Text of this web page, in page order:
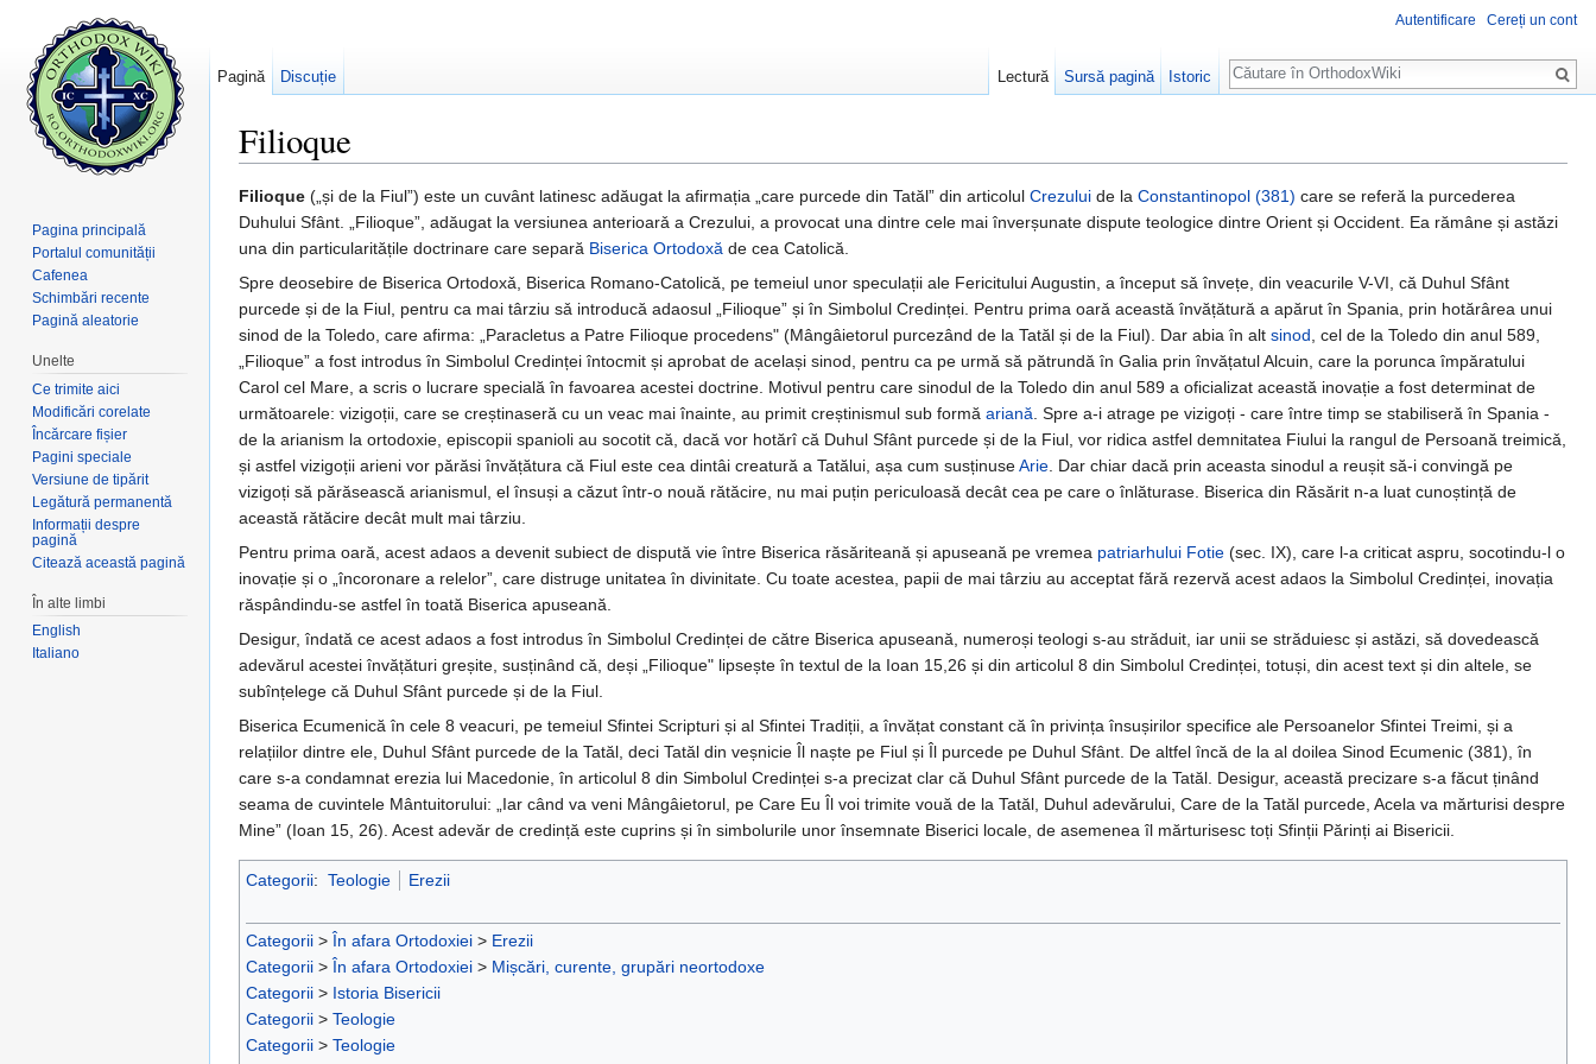
Filioque
Filioque („și de la Fiul”) este un cuvânt latinesc adăugat la afirmația „care purcede din Tatăl” din articolul Crezului de la Constantinopol (381) care se referă la purcederea
Duhului Sfânt. „Filioque”, adăugat la versiunea anterioarǎ a Crezului, a provocat una dintre cele mai înverșunate dispute teologice dintre Orient și Occident. Ea rămâne și astăzi
una din particularitățile doctrinare care separă Biserica Ortodoxă de cea Catolică.
Spre deosebire de Biserica Ortodoxǎ, Biserica Romano-Catolică, pe temeiul unor speculații ale Fericitului Augustin, a început sǎ învețe, din veacurile V-VI, că Duhul Sfânt
purcede și de la Fiul, pentru ca mai târziu sǎ introducă adaosul „Filioque” și în Simbolul Credinței. Pentru prima oarǎ această învățătură a apărut în Spania, prin hotărârea unui
sinod de la Toledo, care afirma: „Paracletus a Patre Filioque procedens" (Mângâietorul purcezând de la Tatăl și de la Fiul). Dar abia în alt sinod, cel de la Toledo din anul 589,
„Filioque” a fost introdus în Simbolul Credinței întocmit și aprobat de același sinod, pentru ca pe urmă să pătrundă în Galia prin învățatul Alcuin, care la porunca împăratului
Carol cel Mare, a scris o lucrare specială în favoarea acestei doctrine. Motivul pentru care sinodul de la Toledo din anul 589 a oficializat această inovație a fost determinat de
următoarele: vizigoții, care se creștinaseră cu un veac mai înainte, au primit creștinismul sub formă ariană. Spre a-i atrage pe vizigoți - care între timp se stabiliseră în Spania -
de la arianism la ortodoxie, episcopii spanioli au socotit că, dacă vor hotărî că Duhul Sfânt purcede și de la Fiul, vor ridica astfel demnitatea Fiului la rangul de Persoană treimicǎ,
și astfel vizigoții arieni vor părăsi învățătura că Fiul este cea dintâi creatură a Tatălui, așa cum susținuseArie. Dar chiar dacă prin aceasta sinodul a reușit să-i convingă pe
vizigoți să părăsească arianismul, el însuși a căzut într-o nouă rătăcire, nu mai puțin periculoasă decât cea pe care o înlăturase. Biserica din Răsărit n-a luat cunoștință de
această rătăcire decât mult mai târziu.
Pentru prima oară, acest adaos a devenit subiect de dispută vie între Biserica răsăriteană și apuseană pe vremea patriarhului Fotie (sec. IX), care l-a criticat aspru, socotindu-l o
inovație și o „încoronare a relelor”, care distruge unitatea în divinitate. Cu toate acestea, papii de mai târziu au acceptat fără rezervă acest adaos la Simbolul Credinței, inovația
răspândindu-se astfel în toată Biserica apuseană.
Desigur, îndată ce acest adaos a fost introdus în Simbolul Credinței de către Biserica apuseană, numeroși teologi s-au străduit, iar unii se străduiesc și astăzi, să dovedească
adevărul acestei învățături greșite, susținând că, deși „Filioque" lipsește în textul de la Ioan 15,26 și din articolul 8 din Simbolul Credinței, totuși, din acest text și din altele, se
subînțelege că Duhul Sfânt purcede și de la Fiul.
Biserica Ecumenică în cele 8 veacuri, pe temeiul Sfintei Scripturi și al Sfintei Tradiții, a învățat constant că în privința însușirilor specifice ale Persoanelor Sfintei Treimi, și a
relațiilor dintre ele, Duhul Sfânt purcede de la Tatăl, deci Tatăl din veșnicie Îl naște pe Fiul și Îl purcede pe Duhul Sfânt. De altfel încă de la al doilea Sinod Ecumenic (381), în
care s-a condamnat erezia lui Macedonie, în articolul 8 din Simbolul Credinței s-a precizat clar că Duhul Sfânt purcede de la Tatăl. Desigur, această precizare s-a făcut ținând
seama de cuvintele Mântuitorului: „Iar când va veni Mângâietorul, pe Care Eu Îl voi trimite vouă de la Tatăl, Duhul adevărului, Care de la Tatăl purcede, Acela va mărturisi despre
Mine” (Ioan 15, 26). Acest adevăr de credință este cuprins și în simbolurile unor însemnate Biserici locale, de asemenea îl mărturisesc toți Sfinții Părinți ai Bisericii.
Categorii: Teologie Erezii
Categorii > În afara Ortodoxiei > Erezii
Categorii > În afara Ortodoxiei > Mișcări, curente, grupări neortodoxe
Categorii > Istoria Bisericii
Categorii > Teologie
Categorii > Teologie
Autentificare Cereți un cont
Pagină Discuție Lectură Sursă pagină Istoric
Căutare
Pagina principală
Portalul comunității
Cafenea
Schimbări recente
Pagină aleatorie
Unelte
Ce trimite aici
Modificări corelate
Încărcare fișier
Pagini speciale
Versiune de tipărit
Legătură permanentă
Informații despre
pagină
Citează această pagină
În alte limbi
English
Italiano